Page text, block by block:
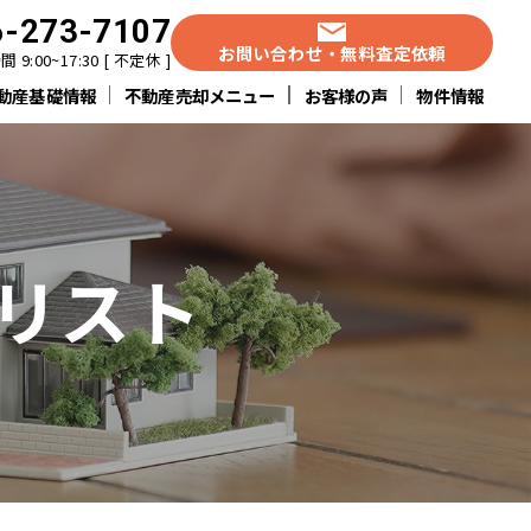
273-7107
9:00~17:30 [ 不定休 ]
お問い合わせ・無料査定依頼
産基礎情報
不動産売却メニュー お客様の声 物件情報
スト